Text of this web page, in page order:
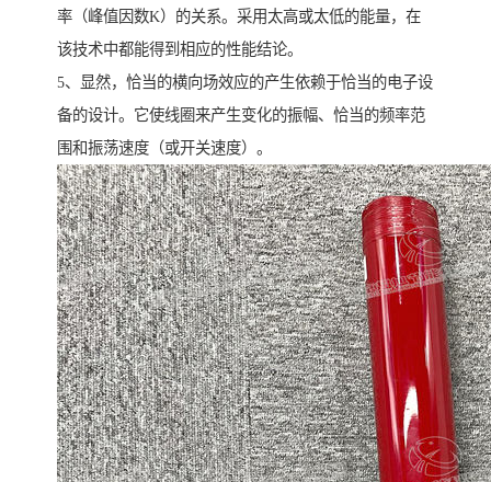
率（峰值因数K）的关系。采用太高或太低的能量，在
该技术中都能得到相应的性能结论。
5、显然，恰当的横向场效应的产生依赖于恰当的电子设
备的设计。它使线圈来产生变化的振幅、恰当的频率范
围和振荡速度（或开关速度）。